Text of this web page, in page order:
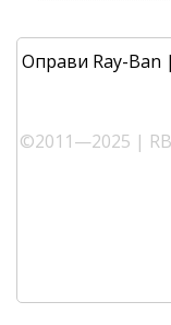
Оправи Ray-Ban |
©2011—2025 |